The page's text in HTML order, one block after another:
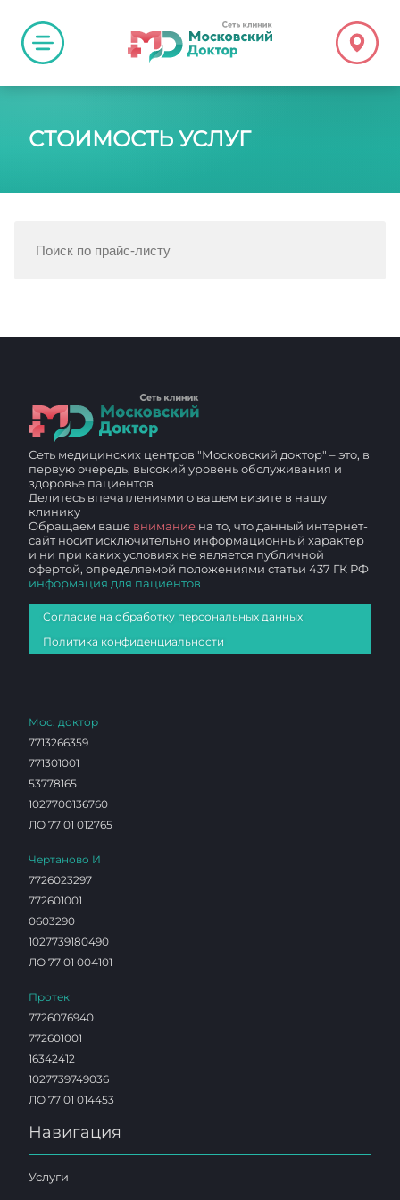
СТОИМОСТЬ УСЛУГ
Сеть медицинских центров "Московский доктор" – это, в
первую очередь, высокий уровень обслуживания и
здоровье пациентов
Делитесь впечатлениями о вашем визите в нашу
клинику
Обращаем ваше внимание на то, что данный интернет-
сайт носит исключительно информационный характер
и ни при каких условиях не является публичной
офертой, определяемой положениями статьи 437 ГК РФ
информация для пациентов
Согласие на обработку персональных данных
Политика конфиденциальности
Мос. доктор
7713266359
771301001
53778165
1027700136760
ЛО 77 01 012765
Чертаново И
7726023297
772601001
0603290
1027739180490
ЛО 77 01 004101
Протек
7726076940
772601001
16342412
1027739749036
ЛО 77 01 014453
Навигация
Услуги